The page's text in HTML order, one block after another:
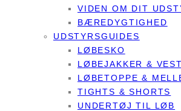
VIDEN OM DIT
BÆREDYGTIGHED
UDSTYRSGUIDES
LØBESKO
LØBEJAKKER &
LØBETOPPE &
TIGHTS & SHORTS
UNDERTØJ TIL LØB